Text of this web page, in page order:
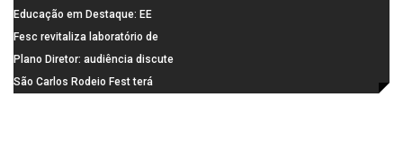
manejo dos animais
resíduos de saúde com autoclave
de última geração
Educação em Destaque: EE
Visconde da Cunha Bueno, em
Santa Eudóxia, alcança nota 7,8
no IDEB 2025 e celebra conquista
Fesc revitaliza laboratório de
informática da Emeb Ulysses
Picolo
Plano Diretor: audiência discute
mobilidade urbana e infraestrutura
São Carlos Rodeio Fest terá